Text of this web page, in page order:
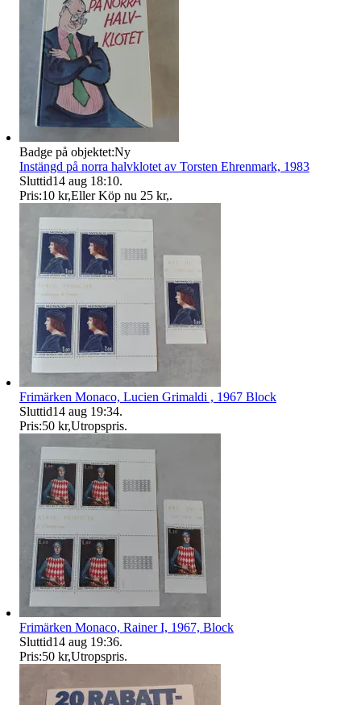
Badge på objektet:Ny
Instängd på norra halvklotet av Torsten Ehrenmark, 1983
Sluttid14 aug 18:10.
Pris:10 kr,Eller Köp nu 25 kr,.
Frimärken Monaco, Lucien Grimaldi , 1967 Block
Sluttid14 aug 19:34.
Pris:50 kr,Utropspris.
Frimärken Monaco, Rainer I, 1967, Block
Sluttid14 aug 19:36.
Pris:50 kr,Utropspris.